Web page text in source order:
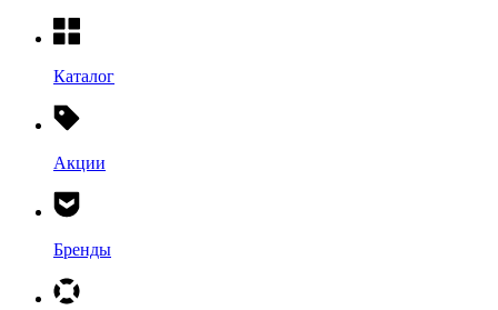
Каталог
Акции
Бренды